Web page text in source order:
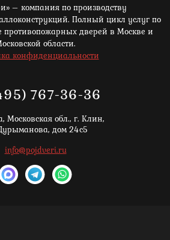
– компания по производству
Полный цикл услуг по
противопожарных дверей в Москве и
области.
конфиденциальности
767-36-36
Московская обл., г. Клин,
дом 24с5
info@pojdveri.ru